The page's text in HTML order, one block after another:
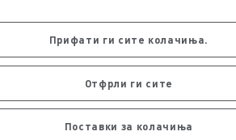
Прифати ги сите колачиња.
Отфрли ги сите
Поставки за колачиња